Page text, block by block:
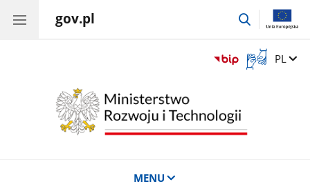
gov.pl
przejdź
Otwórz
okno
migowego
Zmień
PL
MENU